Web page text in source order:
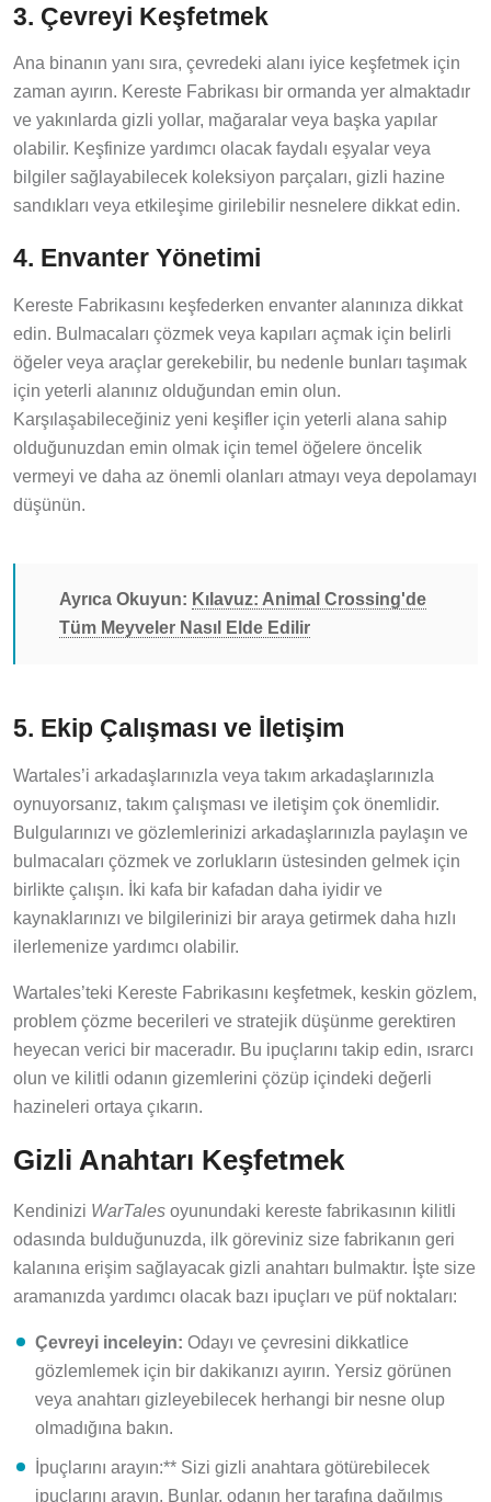
3. Çevreyi Keşfetmek
Ana binanın yanı sıra, çevredeki alanı iyice keşfetmek için
zaman ayırın. Kereste Fabrikası bir ormanda yer almaktadır
ve yakınlarda gizli yollar, mağaralar veya başka yapılar
olabilir. Keşfinize yardımcı olacak faydalı eşyalar veya
bilgiler sağlayabilecek koleksiyon parçaları, gizli hazine
sandıkları veya etkileşime girilebilir nesnelere dikkat edin.
4. Envanter Yönetimi
Kereste Fabrikasını keşfederken envanter alanınıza dikkat
edin. Bulmacaları çözmek veya kapıları açmak için belirli
öğeler veya araçlar gerekebilir, bu nedenle bunları taşımak
için yeterli alanınız olduğundan emin olun.
Karşılaşabileceğiniz yeni keşifler için yeterli alana sahip
olduğunuzdan emin olmak için temel öğelere öncelik
vermeyi ve daha az önemli olanları atmayı veya depolamayı
düşünün.
Ayrıca Okuyun: Kılavuz: Animal Crossing'de
Tüm Meyveler Nasıl Elde Edilir
5. Ekip Çalışması ve İletişim
Wartales’i arkadaşlarınızla veya takım arkadaşlarınızla
oynuyorsanız, takım çalışması ve iletişim çok önemlidir.
Bulgularınızı ve gözlemlerinizi arkadaşlarınızla paylaşın ve
bulmacaları çözmek ve zorlukların üstesinden gelmek için
birlikte çalışın. İki kafa bir kafadan daha iyidir ve
kaynaklarınızı ve bilgilerinizi bir araya getirmek daha hızlı
ilerlemenize yardımcı olabilir.
Wartales’teki Kereste Fabrikasını keşfetmek, keskin gözlem,
problem çözme becerileri ve stratejik düşünme gerektiren
heyecan verici bir maceradır. Bu ipuçlarını takip edin, ısrarcı
olun ve kilitli odanın gizemlerini çözüp içindeki değerli
hazineleri ortaya çıkarın.
Gizli Anahtarı Keşfetmek
Kendinizi WarTales oyunundaki kereste fabrikasının kilitli
odasında bulduğunuzda, ilk göreviniz size fabrikanın geri
kalanına erişim sağlayacak gizli anahtarı bulmaktır. İşte size
aramanızda yardımcı olacak bazı ipuçları ve püf noktaları:
Çevreyi inceleyin: Odayı ve çevresini dikkatlice
gözlemlemek için bir dakikanızı ayırın. Yersiz görünen
veya anahtarı gizleyebilecek herhangi bir nesne olup
olmadığına bakın.
İpuçlarını arayın:** Sizi gizli anahtara götürebilecek
ipuçlarını arayın. Bunlar, odanın her tarafına dağılmış